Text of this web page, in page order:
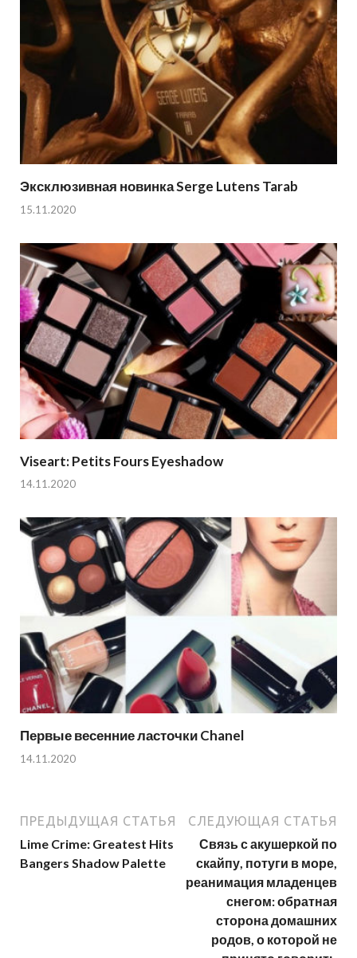
Эксклюзивная новинка Serge Lutens Tarab
15.11.2020
Viseart: Petits Fours Eyeshadow
14.11.2020
Первые весенние ласточки Chanel
14.11.2020
ПРЕДЫДУЩАЯ СТАТЬЯ
Lime Crime: Greatest Hits
Bangers Shadow Palette
СЛЕДУЮЩАЯ СТАТЬЯ
Связь с акушеркой по
скайпу, потуги в море,
реанимация младенцев
снегом: обратная
сторона домашних
родов, о которой не